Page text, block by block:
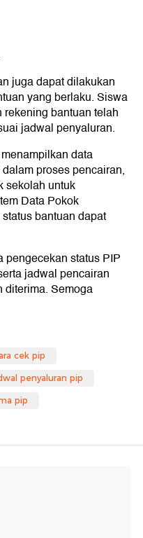
juga dapat dilakukan
yang berlaku. Siswa
bantuan telah
jadwal penyaluran.
data
proses pencairan,
sekolah untuk
Data Pokok
bantuan dapat
status PIP
jadwal pencairan
diterima. Semoga
cek pip
penyaluran pip
pip